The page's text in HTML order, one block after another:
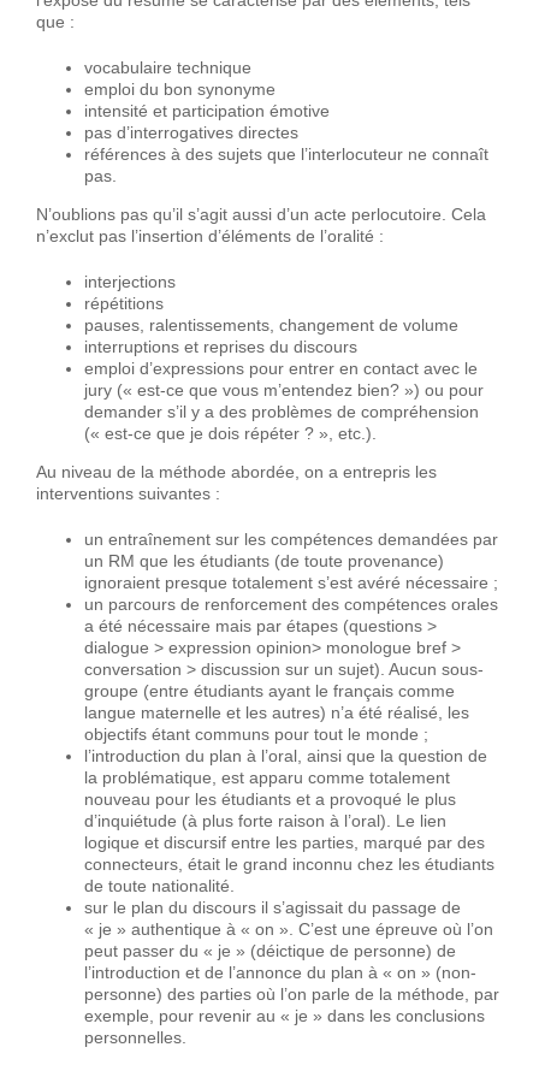
que :
vocabulaire technique
emploi du bon synonyme
intensité et participation émotive
pas d’interrogatives directes
références à des sujets que l’interlocuteur ne connaît
pas.
N’oublions pas qu’il s’agit aussi d’un acte perlocutoire. Cela
n’exclut pas l’insertion d’éléments de l’oralité :
interjections
répétitions
pauses, ralentissements, changement de volume
interruptions et reprises du discours
emploi d’expressions pour entrer en contact avec le
jury (« est-ce que vous m’entendez bien? ») ou pour
demander s’il y a des problèmes de compréhension
(« est-ce que je dois répéter ? », etc.).
Au niveau de la méthode abordée, on a entrepris les
interventions suivantes :
un entraînement sur les compétences demandées par
un RM que les étudiants (de toute provenance)
ignoraient presque totalement s’est avéré nécessaire ;
un parcours de renforcement des compétences orales
a été nécessaire mais par étapes (questions >
dialogue > expression opinion> monologue bref >
conversation > discussion sur un sujet). Aucun sous-
groupe (entre étudiants ayant le français comme
langue maternelle et les autres) n’a été réalisé, les
objectifs étant communs pour tout le monde ;
l’introduction du plan à l’oral, ainsi que la question de
la problématique, est apparu comme totalement
nouveau pour les étudiants et a provoqué le plus
d’inquiétude (à plus forte raison à l’oral). Le lien
logique et discursif entre les parties, marqué par des
connecteurs, était le grand inconnu chez les étudiants
de toute nationalité.
sur le plan du discours il s’agissait du passage de
« je » authentique à « on ». C’est une épreuve où l’on
peut passer du « je » (déictique de personne) de
l’introduction et de l’annonce du plan à « on » (non-
personne) des parties où l’on parle de la méthode, par
exemple, pour revenir au « je » dans les conclusions
personnelles.